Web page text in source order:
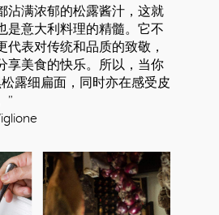
沾满浓郁的松露酱汁，这就
是意大利料理的精髓。它不
代表对传统和品质的致敬，
享美食的快乐。所以，当你
露细扁面，同时亦在感受皮
”
好